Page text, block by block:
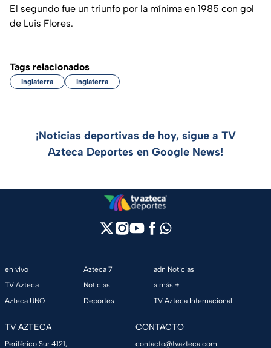
El segundo fue un triunfo por la mínima en 1985 con gol
de Luis Flores.
Tags relacionados
Inglaterra Inglaterra
¡Noticias deportivas de hoy, sigue a TV
Azteca Deportes en Google News!
en vivo
TV Azteca
Azteca UNO
Azteca 7
Noticias
Deportes
adn Noticias
a más +
TV Azteca Internacional
TV AZTECA
Periférico Sur 4121,
CONTACTO
contacto@tvazteca.com